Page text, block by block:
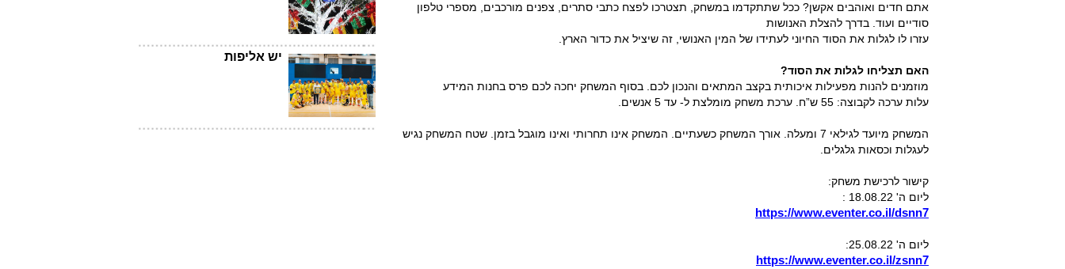
אתם חדים ואוהבים אקשן? ככל שתתקדמו במשחק, תצטרכו לפצח כתבי סתרים, צפנים מורכבים, מספרי טלפון
סודיים ועוד. בדרך להצלת האנושות
עזרו לו לגלות את הסוד החיוני לעתידו של המין האנושי, זה שיציל את כדור הארץ.
האם תצליחו לגלות את הסוד?
מוזמנים להנות מפעילות איכותית בקצב המתאים והנכון לכם. בסוף המשחק יחכה לכם פרס בחנות המידע
עלות ערכה לקבוצה: 55 ש”ח. ערכת משחק מומלצת ל- עד 5 אנשים.
המשחק מיועד לגילאי 7 ומעלה. אורך המשחק כשעתיים. המשחק אינו תחרותי ואינו מוגבל בזמן. שטח המשחק נגיש
לעגלות וכסאות גלגלים.
קישור לרכישת משחק:
ליום ה' 18.08.22 :
https://www.eventer.co.il/dsnn7
ליום ה' 25.08.22:
https://www.eventer.co.il/zsnn7
יש אליפות